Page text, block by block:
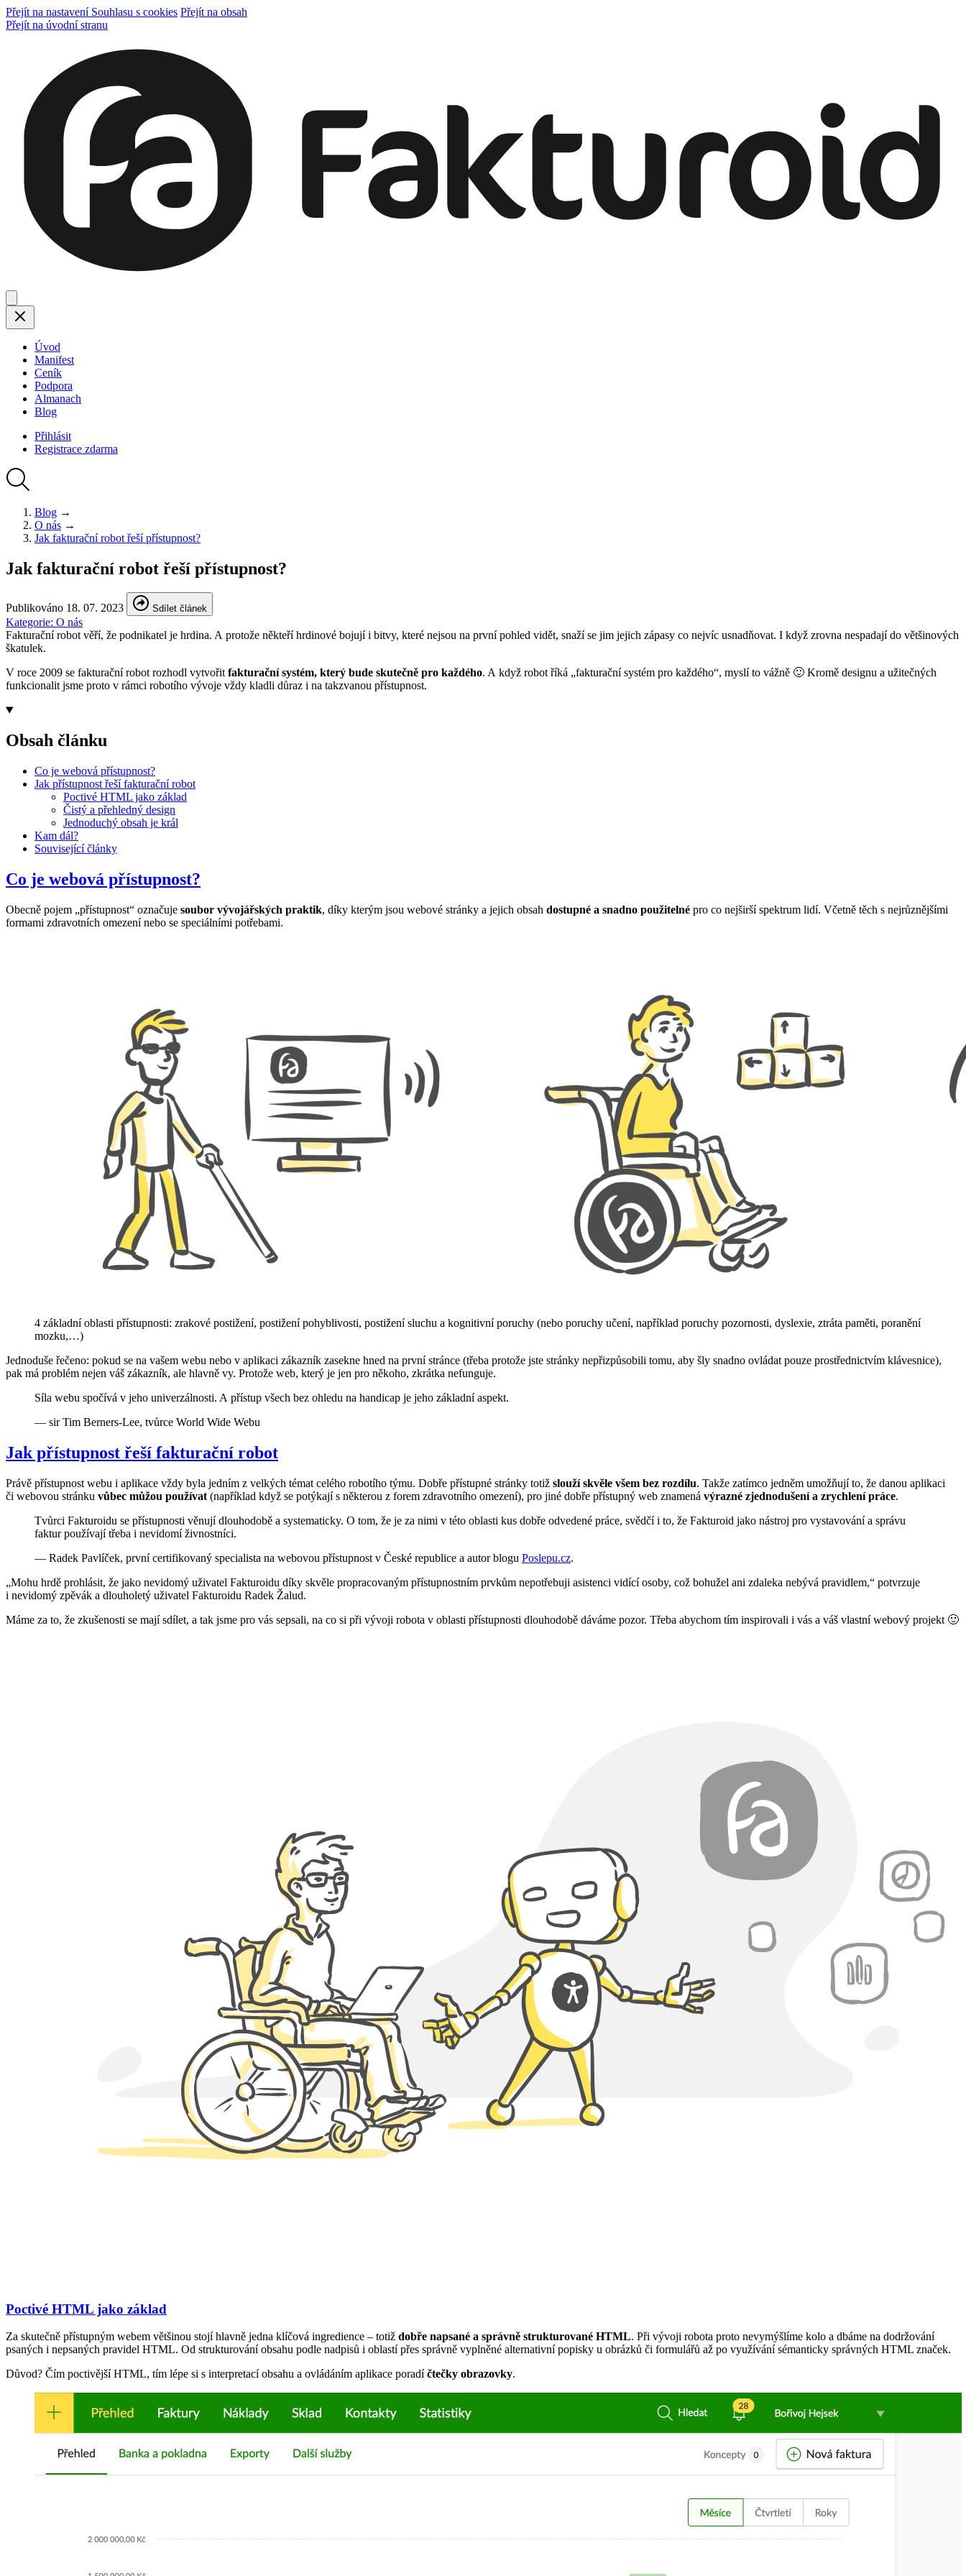
Přejít na nastavení Souhlasu s cookies Přejít na obsah
Přejít na úvodní stranu
Úvod
Manifest
Ceník
Podpora
Almanach
Blog
Přihlásit
Registrace zdarma
Blog →
O nás →
Jak fakturační robot řeší přístupnost?
Jak fakturační robot řeší přístupnost?
Publikováno 18. 07. 2023 Sdílet článek
Kategorie: O nás
Fakturační robot věří, že podnikatel je hrdina. A protože někteří hrdinové bojují i bitvy, které nejsou na první pohled vidět, snaží se jim jejich zápasy co nejvíc usnadňovat. I když zrovna nespadají do většinových
škatulek.
V roce 2009 se fakturační robot rozhodl vytvořitfakturační systém, který bude skutečně pro každého. A když robot říká „fakturační systém pro každého“, myslí to vážně 🙂 Kromě designu a užitečných
funkcionalit jsme proto v rámci robotího vývoje vždy kladli důraz i na takzvanou přístupnost.
Obsah článku
Co je webová přístupnost?
Jak přístupnost řeší fakturační robot
Poctivé HTML jako základ
Čistý a přehledný design
Jednoduchý obsah je král
Kam dál?
Související články
Co je webová přístupnost?
Obecně pojem „přístupnost“ označuje soubor vývojářských praktik, díky kterým jsou webové stránky a jejich obsah dostupné a snadno použitelné pro co nejširší spektrum lidí. Včetně těch s nejrůznějšími
formami zdravotních omezení nebo se speciálními potřebami.
4 základní oblasti přístupnosti: zrakové postižení, postižení pohyblivosti, postižení sluchu a kognitivní poruchy (nebo poruchy učení, například poruchy pozornosti, dyslexie, ztráta paměti, poranění
mozku,…)
Jednoduše řečeno: pokud se na vašem webu nebo v aplikaci zákazník zasekne hned na první stránce (třeba protože jste stránky nepřizpůsobili tomu, aby šly snadno ovládat pouze prostřednictvím klávesnice),
pak má problém nejen váš zákazník, ale hlavně vy. Protože web, který je jen pro někoho, zkrátka nefunguje.
Síla webu spočívá v jeho univerzálnosti. A přístup všech bez ohledu na handicap je jeho základní aspekt.
— sir Tim Berners-Lee, tvůrce World Wide Webu
Jak přístupnost řeší fakturační robot
Právě přístupnost webu i aplikace vždy byla jedním z velkých témat celého robotího týmu. Dobře přístupné stránky totiž slouží skvěle všem bez rozdílu. Takže zatímco jedněm umožňují to, že danou aplikaci
či webovou stránku vůbec můžou používat (například když se potýkají s některou z forem zdravotního omezení), pro jiné dobře přístupný web znamená výrazné zjednodušení a zrychlení práce.
Tvůrci Fakturoidu se přístupnosti věnují dlouhodobě a systematicky. O tom, že je za nimi v této oblasti kus dobře odvedené práce, svědčí i to, že Fakturoid jako nástroj pro vystavování a správu
faktur používají třeba i nevidomí živnostníci.
— Radek Pavlíček, první certifikovaný specialista na webovou přístupnost v České republice a autor blogu Poslepu.cz.
„Mohu hrdě prohlásit, že jako nevidomý uživatel Fakturoidu díky skvěle propracovaným přístupnostním prvkům nepotřebuji asistenci vidící osoby, což bohužel ani zdaleka nebývá pravidlem,“ potvrzuje
i nevidomý zpěvák a dlouholetý uživatel Fakturoidu Radek Žalud.
Máme za to, že zkušenosti se mají sdílet, a tak jsme pro vás sepsali, na co si při vývoji robota v oblasti přístupnosti dlouhodobě dáváme pozor. Třeba abychom tím inspirovali i vás a váš vlastní webový projekt 🙂
Poctivé HTML jako základ
Za skutečně přístupným webem většinou stojí hlavně jedna klíčová ingredience – totiž dobře napsané a správně strukturované HTML. Při vývoji robota proto nevymýšlíme kolo a dbáme na dodržování
psaných i nepsaných pravidel HTML. Od strukturování obsahu podle nadpisů i oblastí přes správně vyplněné alternativní popisky u obrázků či formulářů až po využívání sémanticky správných HTML značek.
Důvod? Čím poctivější HTML, tím lépe si s interpretací obsahu a ovládáním aplikace poradíčtečky obrazovky.